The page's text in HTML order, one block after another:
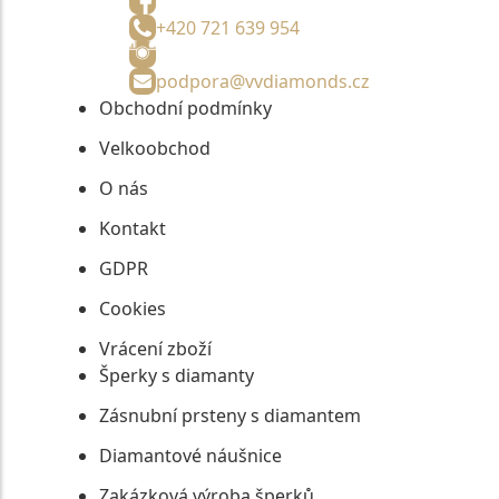
+420 721 639 954
podpora@vvdiamonds.cz
Obchodní podmínky
Velkoobchod
O nás
Kontakt
GDPR
Cookies
Vrácení zboží
Šperky s diamanty
Zásnubní prsteny s diamantem
Diamantové náušnice